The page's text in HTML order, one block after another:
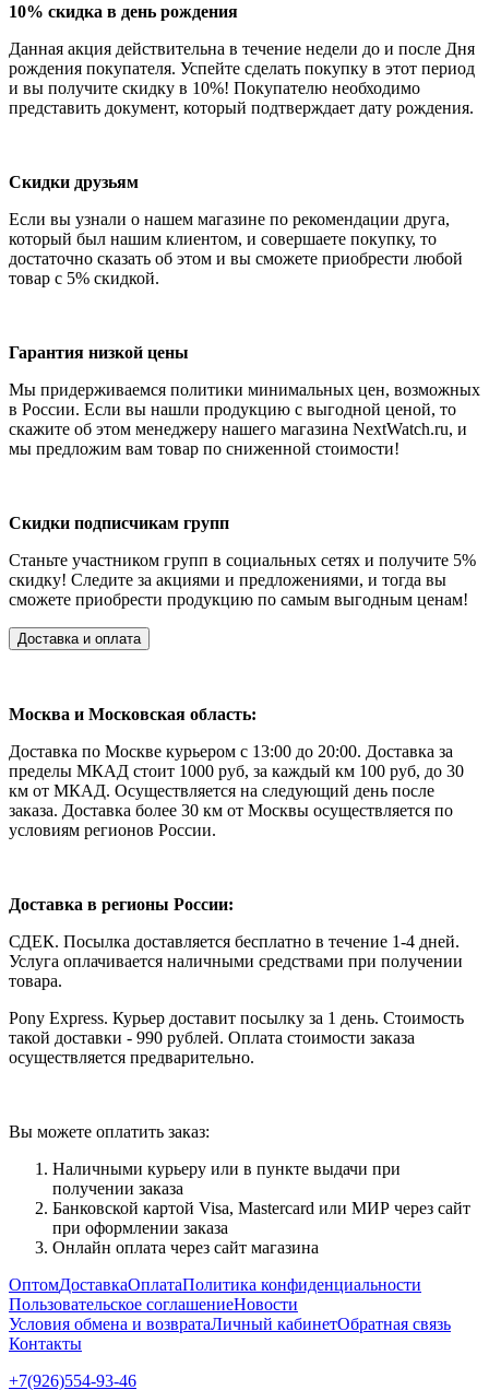
10% скидка в день рождения
Данная акция действительна в течение недели до и после Дня
рождения покупателя. Успейте сделать покупку в этот период
и вы получите скидку в 10%! Покупателю необходимо
представить документ, который подтверждает дату рождения.
Скидки друзьям
Если вы узнали о нашем магазине по рекомендации друга,
который был нашим клиентом, и совершаете покупку, то
достаточно сказать об этом и вы сможете приобрести любой
товар с 5% скидкой.
Гарантия низкой цены
Мы придерживаемся политики минимальных цен, возможных
в России. Если вы нашли продукцию с выгодной ценой, то
скажите об этом менеджеру нашего магазина NextWatch.ru, и
мы предложим вам товар по сниженной стоимости!
Скидки подписчикам групп
Станьте участником групп в социальных сетях и получите 5%
скидку! Следите за акциями и предложениями, и тогда вы
сможете приобрести продукцию по самым выгодным ценам!
Доставка и оплата
Москва и Московская область:
Доставка по Москве курьером с 13:00 до 20:00. Доставка за
пределы МКАД стоит 1000 руб, за каждый км 100 руб, до 30
км от МКАД. Осуществляется на следующий день после
заказа. Доставка более 30 км от Москвы осуществляется по
условиям регионов России.
Доставка в регионы России:
СДЕК. Посылка доставляется бесплатно в течение 1-4 дней.
Услуга оплачивается наличными средствами при получении
товара.
Pony Express. Курьер доставит посылку за 1 день. Стоимость
такой доставки - 990 рублей. Оплата стоимости заказа
осуществляется предварительно.
Вы можете оплатить заказ:
Наличными курьеру или в пункте выдачи при
получении заказа
Банковской картой Visa, Mastercard или МИР через сайт
при оформлении заказа
Онлайн оплата через сайт магазина
ОптомДоставкаОплатаПолитика конфиденциальности
Пользовательское соглашениеНовости
Условия обмена и возвратаЛичный кабинетОбратная связь
Контакты
+7(926)554-93-46